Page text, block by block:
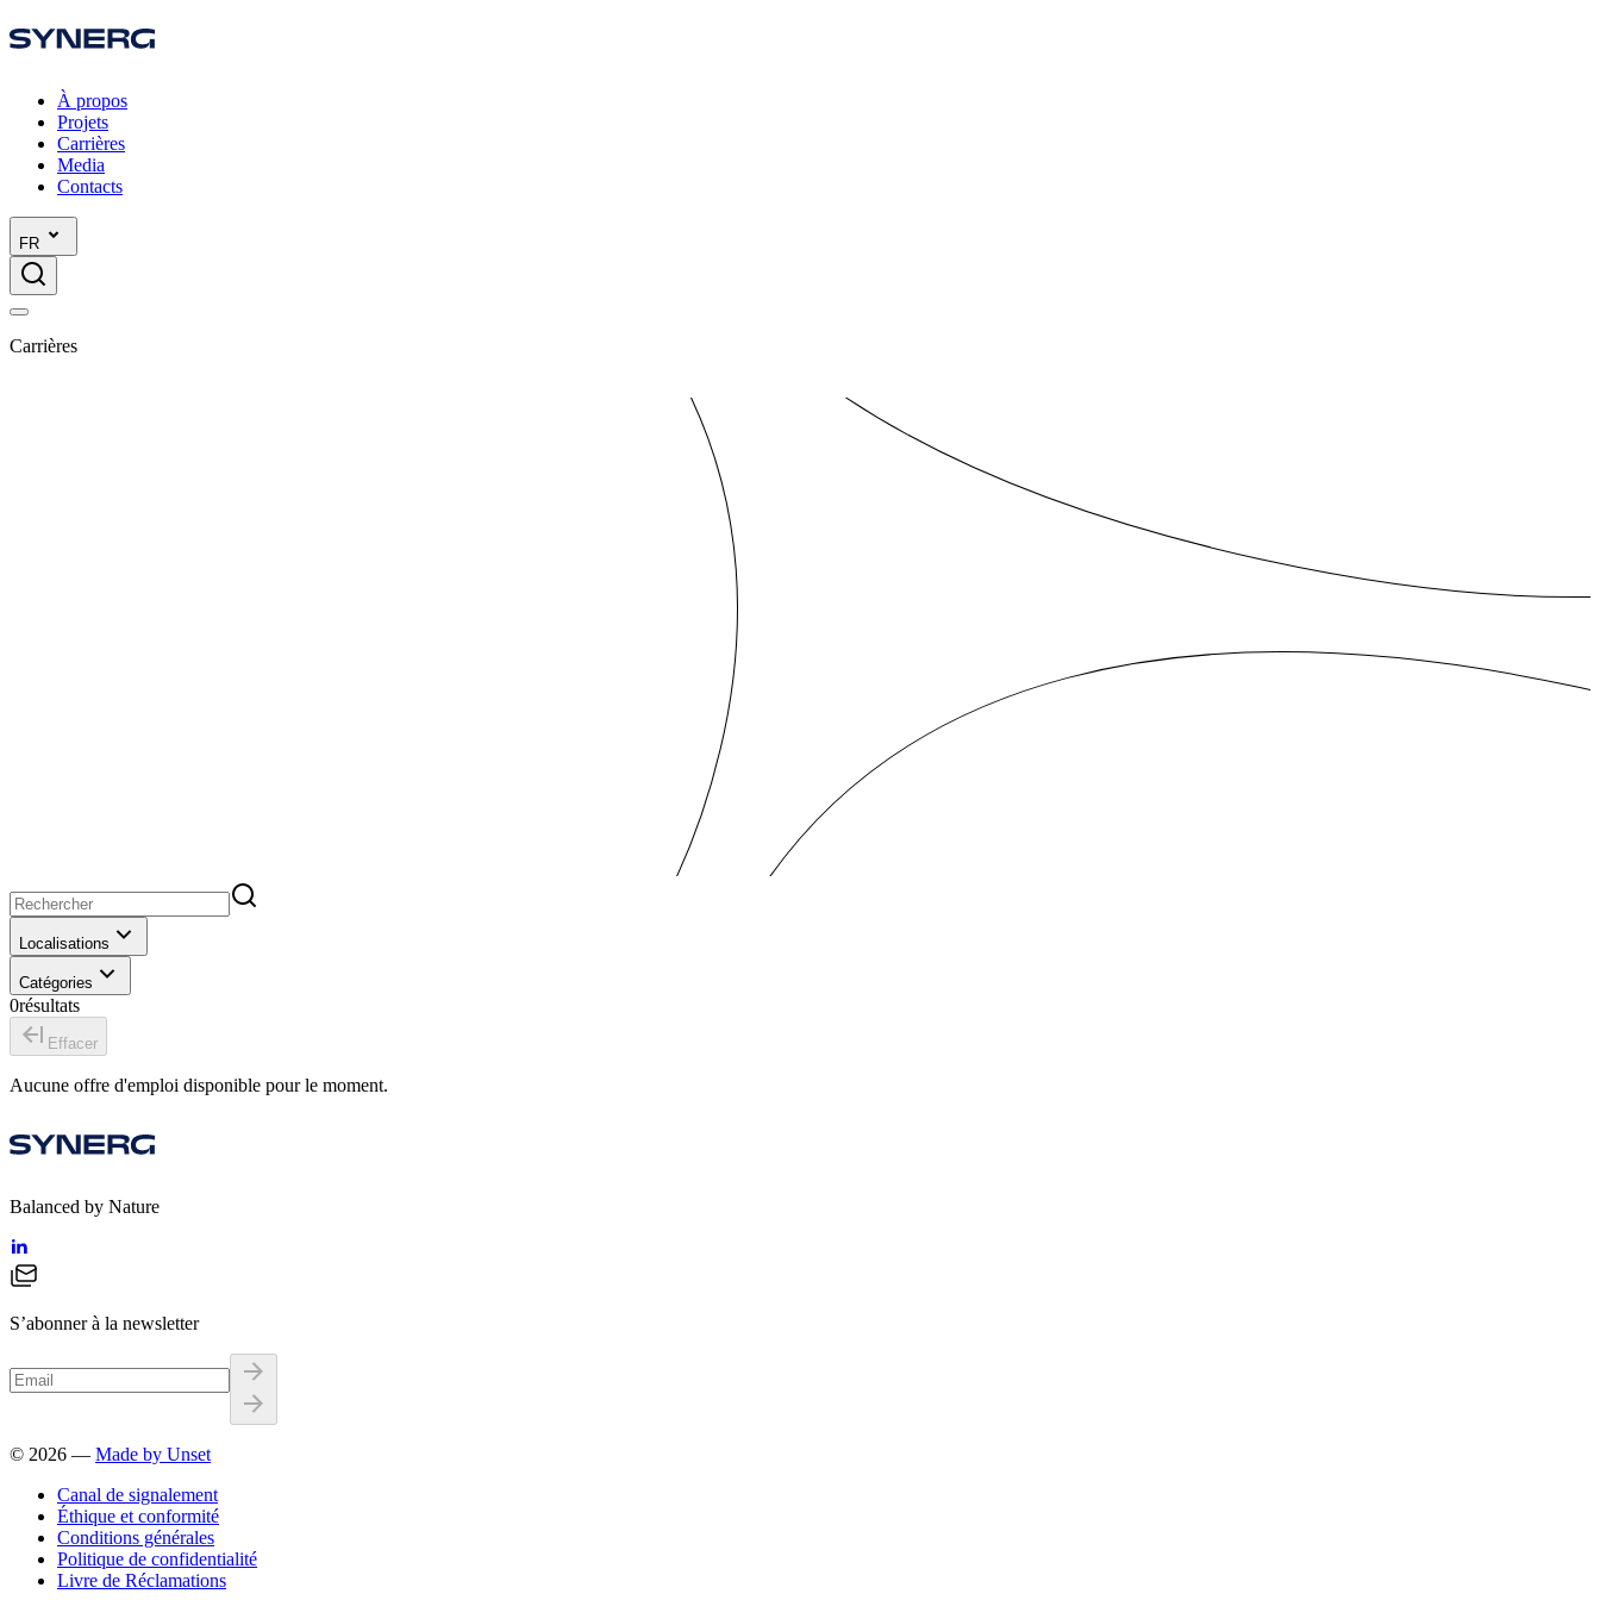
À propos
Projets
Carrières
Media
Contacts
FR
Carrières
Localisations
Catégories
0résultats
Effacer
Aucune offre d'emploi disponible pour le moment.
Balanced by Nature
S’abonner à la newsletter
© 2026 — Made by Unset
Canal de signalement
Éthique et conformité
Conditions générales
Politique de confidentialité
Livre de Réclamations